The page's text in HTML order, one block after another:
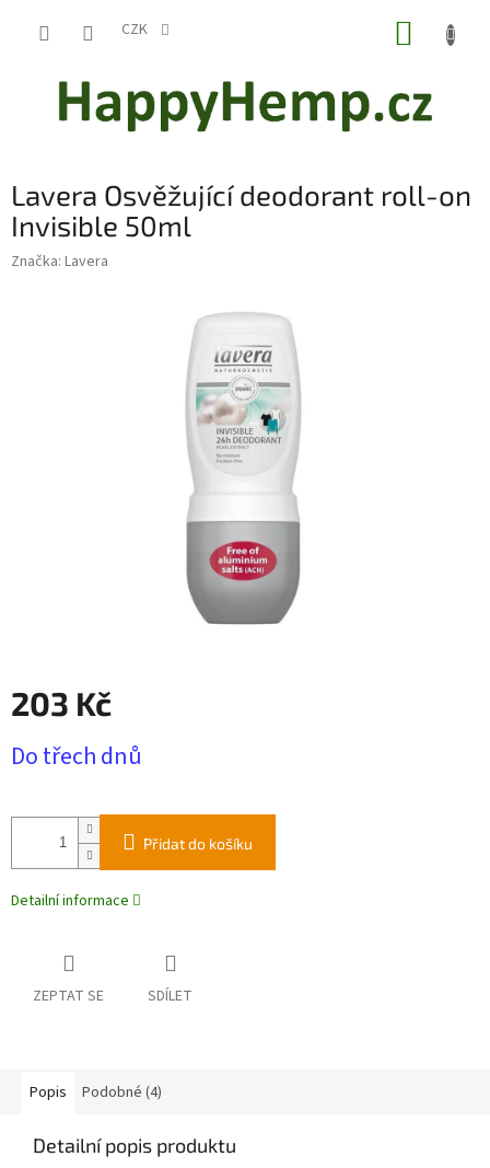
CZK
Lavera Osvěžující deodorant roll-on
Invisible 50ml
Značka: Lavera
203 Kč
cena:
Do třech dnů
Přidat do košíku
Detailní informace
ZEPTAT SE SDÍLET
Popis Podobné (4)
Detailní popis produktu